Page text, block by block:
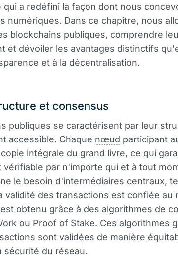
qui a redéfini la façon dont nous
numériques. Dans ce chapitre, nous
blockchains publiques, comprendre
et dévoiler les avantages distinctifs
et à la décentralisation.
et consensus
publiques se caractérisent par leur
accessible. Chaque nœud participant
intégrale du grand livre, ce qui
vérifiable par n'importe qui et à tout
le besoin d'intermédiaires centraux,
validité des transactions est confiée au
est obtenu grâce à des algorithmes de
ou Proof of Stake. Ces algorithmes
sont validées de manière
sécurité du réseau.